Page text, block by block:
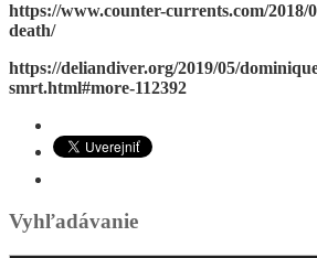
https://www.counter-currents.com/2018/
death/
https://deliandiver.org/2019/05/
smrt.html#more-112392
Vyhľadávanie